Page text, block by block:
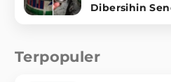
Dibersihin
Terpopuler